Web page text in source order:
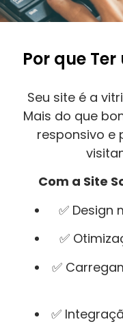
Por que
Seu site é a
Mais do que
responsivo e
Com a Site
✅ Design
✅
✅
✅